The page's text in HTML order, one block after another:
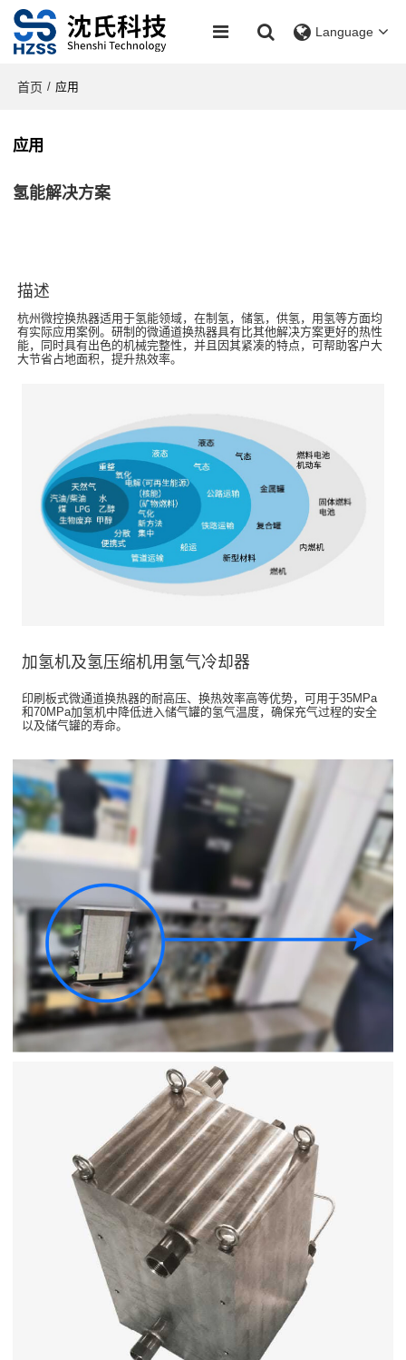
Language
首页 / 应用
应用
氢能解决方案
描述
杭州微控换热器适用于氢能领域，在制氢，储氢，供氢，用氢等方面均
有实际应用案例。研制的微通道换热器具有比其他解决方案更好的热性
能，同时具有出色的机械完整性，并且因其紧凑的特点，可帮助客户大
大节省占地面积，提升热效率。
加氢机及氢压缩机用氢气冷却器
印刷板式微通道换热器的耐高压、换热效率高等优势，可用于35MPa
和70MPa加氢机中降低进入储气罐的氢气温度，确保充气过程的安全
以及储气罐的寿命。